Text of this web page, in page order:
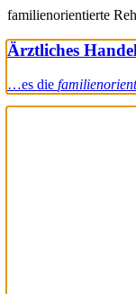
familienorientierte
Ärztliches
…es die